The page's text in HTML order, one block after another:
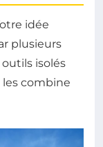
idée
plusieurs
isolés
combine